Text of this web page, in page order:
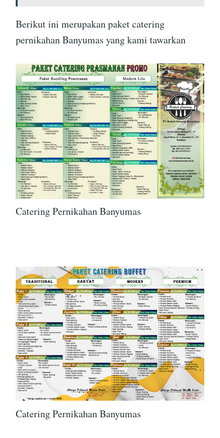
Berikut ini merupakan paket catering
pernikahan Banyumas yang kami tawarkan
Catering Pernikahan Banyumas
Catering Pernikahan Banyumas